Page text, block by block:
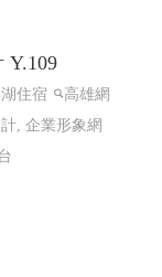
Y.109
住宿
高雄網
, 企業形象網